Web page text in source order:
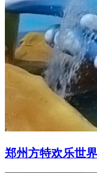
郑州方特欢乐世界